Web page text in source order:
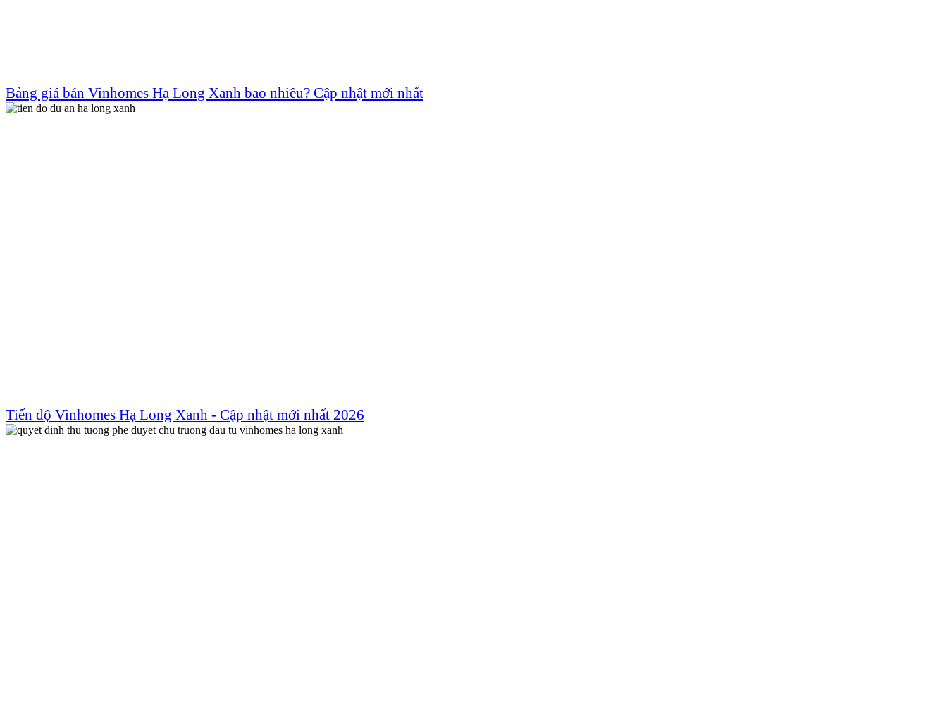
Bảng giá bán Vinhomes Hạ Long Xanh bao nhiêu? Cập nhật mới nhất
Tiến độ Vinhomes Hạ Long Xanh - Cập nhật mới nhất 2026